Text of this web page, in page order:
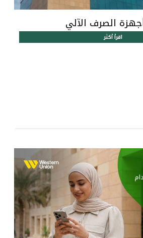
الصرف الآلي
اقرأ أكثر